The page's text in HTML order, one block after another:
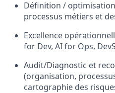
Définition / optimisation
processus métiers et
Excellence
for Dev, AI for Ops,
Audit/Diagnostic et
(organisation,
cartographie des